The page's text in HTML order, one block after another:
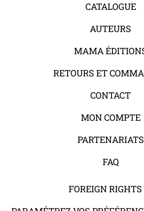
CATALOGUE
AUTEURS
MAMA
RETOURS ET
CONTACT
MON COMPTE
PARTENARIATS
FAQ
FOREIGN RIGHTS